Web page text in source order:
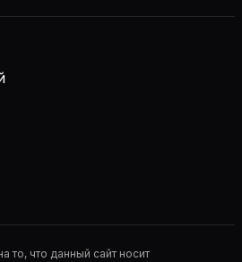
что данный сайт носит